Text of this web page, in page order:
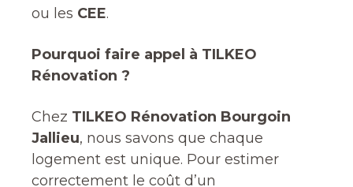
ou les CEE.
Pourquoi faire appel à TILKEO
Rénovation ?
Chez TILKEO Rénovation Bourgoin
Jallieu, nous savons que chaque
logement est unique. Pour estimer
correctement le coût d’un